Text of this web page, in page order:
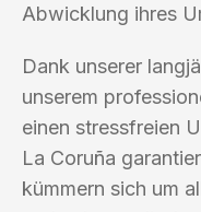
Abwicklung ihres
Dank unserer
unserem
einen stressfreien
La Coruña
kümmern sich um